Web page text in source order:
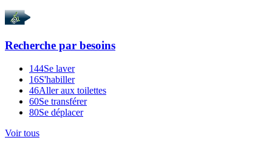
Recherche par besoins
144Se laver
16S'habiller
46Aller aux toilettes
60Se transférer
80Se déplacer
Voir tous